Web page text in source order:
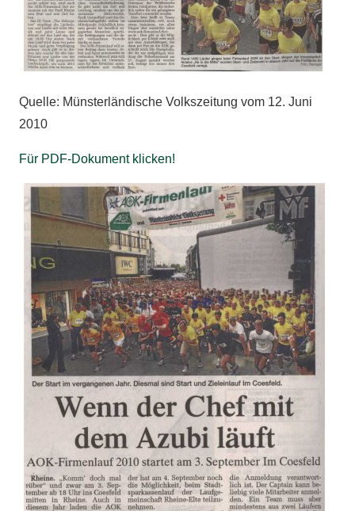
Quelle: Münsterländische Volkszeitung vom 12. Juni
2010
Für PDF-Dokument klicken!